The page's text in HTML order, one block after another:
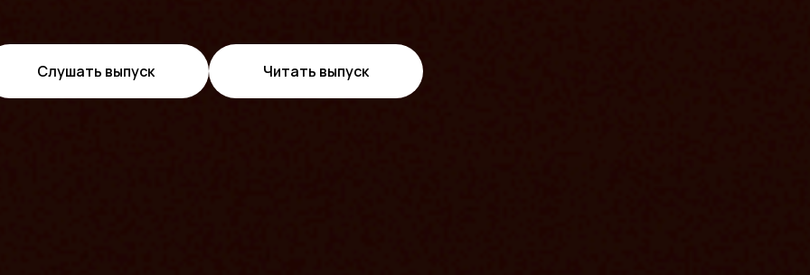
Слушать выпуск Читать выпуск